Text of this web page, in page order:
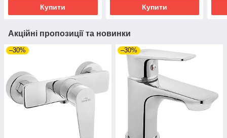
Купити Купити
Акційні пропозиції та новинки
–30% –30%